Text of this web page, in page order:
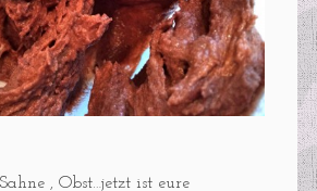
, Obst…jetzt ist eure